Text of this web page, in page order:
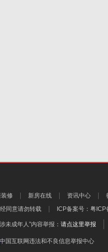
修 新房在线 资讯中心
同意请勿转载 ICP备案号： 粤ICP
未成年人”内容举报： 请点这里举报